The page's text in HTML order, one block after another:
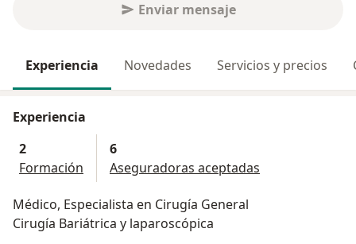
Enviar mensaje
Experiencia Novedades Servicios y precios
Experiencia
2
Formación
6
Aseguradoras aceptadas
Médico, Especialista en Cirugía General
Cirugía Bariátrica y laparoscópica